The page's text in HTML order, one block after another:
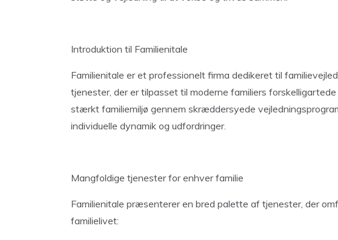
Introduktion til Familienitale
Familienitale er et professionelt firma dedikeret til
tjenester, der er tilpasset til moderne familiers
stærkt familiemiljø gennem skræddersyede
individuelle dynamik og udfordringer.
Mangfoldige tjenester for enhver familie
Familienitale præsenterer en bred palette af tjenester, der
familielivet: